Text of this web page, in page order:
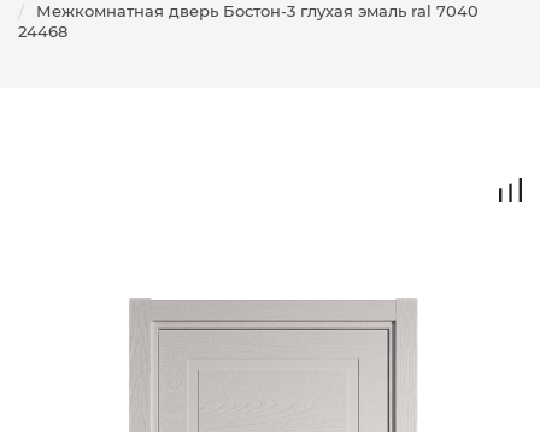
/
Межкомнатная дверь Бостон-3 глухая эмаль ral 7040
24468